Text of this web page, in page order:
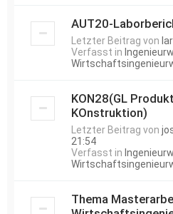
AUT20-
Letzter Beitrag von
Verfasst in
KON28(GL
KOnstruktion)
Letzter Beitrag von
21:54
Verfasst in
Thema